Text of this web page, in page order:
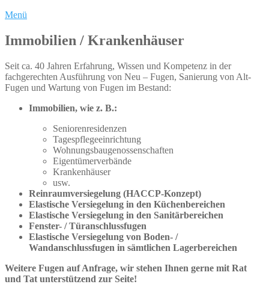
Menü
Immobilien / Krankenhäuser
Seit ca. 40 Jahren Erfahrung, Wissen und Kompetenz in der
fachgerechten Ausführung von Neu – Fugen, Sanierung von Alt-
Fugen und Wartung von Fugen im Bestand:
Immobilien, wie z. B.:
Seniorenresidenzen
Tagespflegeeinrichtung
Wohnungsbaugenossenschaften
Eigentümerverbände
Krankenhäuser
usw.
Reinraumversiegelung (HACCP-Konzept)
Elastische Versiegelung in den Küchenbereichen
Elastische Versiegelung in den Sanitärbereichen
Fenster- / Türanschlussfugen
Elastische Versiegelung von Boden- /
Wandanschlussfugen in sämtlichen Lagerbereichen
Weitere Fugen auf Anfrage, wir stehen Ihnen gerne mit Rat
und Tat unterstützend zur Seite!